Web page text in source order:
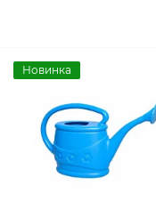
Новинка